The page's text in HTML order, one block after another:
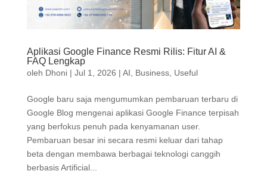
Aplikasi Google Finance Resmi Rilis: Fitur AI &
FAQ Lengkap
oleh Dhoni| Jul 1, 2026 | AI Business, Useful
Google baru saja mengumumkan pembaruan terbaru di
Google Blog mengenai aplikasi Google Finance terpisah
yang berfokus penuh pada kenyamanan user.
Pembaruan besar ini secara resmi keluar dari tahap
beta dengan membawa berbagai teknologi canggih
berbasis Artificial...